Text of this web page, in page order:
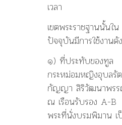
เวลา
เขตพระราชฐานนั้นใน
ปัจจุบันมีการใช้งานดั
๑) ที่ประทับของทูล
กระหม่อมหญิงอุบลรั
กัญญา สิริวัฒนาพร
ณ เรือนรับรอง A-B
พระที่นั่งบรมพิมาน เ